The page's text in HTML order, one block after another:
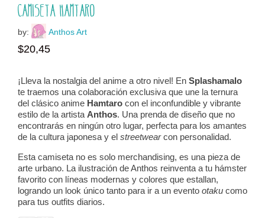
Camiseta Hamtaro
by: Anthos Art
$20,45
¡Lleva la nostalgia del anime a otro nivel! En Splashamalo
te traemos una colaboración exclusiva que une la ternura
del clásico anime Hamtaro con el inconfundible y vibrante
estilo de la artista Anthos. Una prenda de diseño que no
encontrarás en ningún otro lugar, perfecta para los amantes
de la cultura japonesa y el streetwearcon personalidad.
Esta camiseta no es solo merchandising, es una pieza de
arte urbano. La ilustración de Anthos reinventa a tu hámster
favorito con líneas modernas y colores que estallan,
logrando un look único tanto para ir a un evento otaku como
para tus outfits diarios.